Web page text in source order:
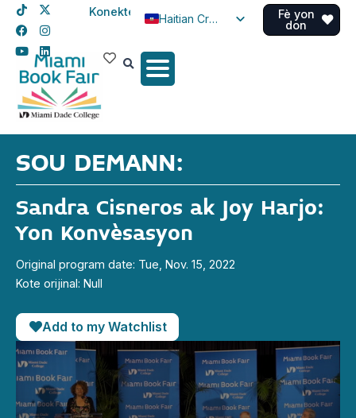
Konekte
Haitian Creole
Spanish
Fè yon
don
SOU DEMANN:
Sandra Cisneros ak Joy Harjo:
Yon Konvèsasyon
Original program date: Tue, Nov. 15, 2022
Kote orijinal: Null
Add to my Watchlist